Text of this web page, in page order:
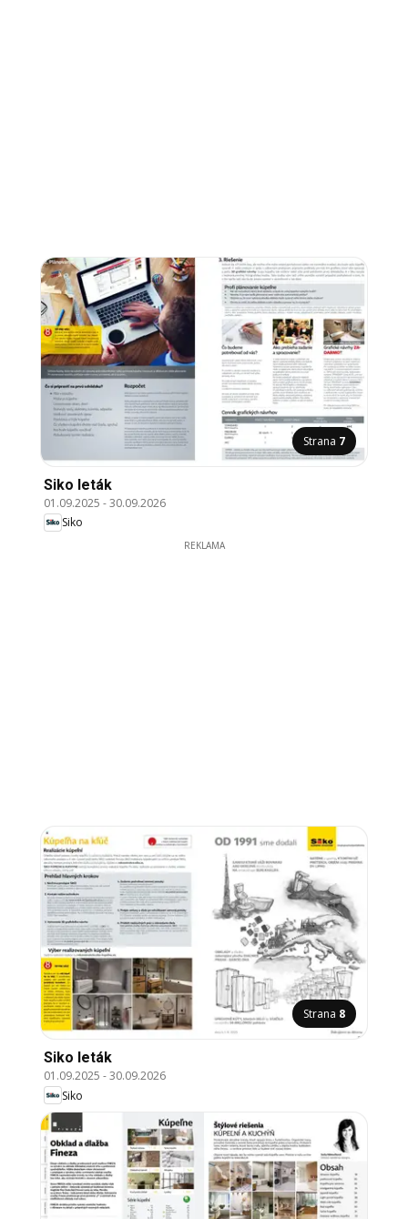
Strana 7
Siko leták
01.09.2025 -30.09.2026
Siko
REKLAMA
Strana 8
Siko leták
01.09.2025 -30.09.2026
Siko